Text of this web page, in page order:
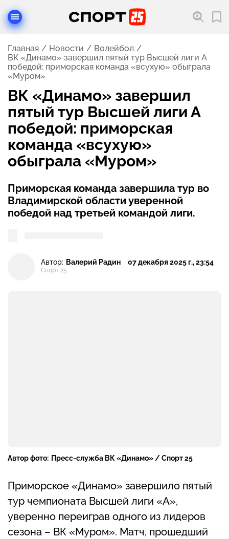
Главная Новости
Волейбол
ВК «Динамо» завершил пятый тур Высшей лиги А
победой: приморская команда «всухую» обыграла
«Муром»
ВК «Динамо» завершил
пятый тур Высшей лиги А
победой: приморская
команда «всухую»
обыграла «Муром»
Приморская команда завершила тур во
Владимирской области уверенной
победой над третьей командой лиги.
Автор: Валерий Радин
Спорт 25
07 декабря 2025 г., 23:54
Автор фото: Пресс-служба ВК «Динамо» / Спорт 25
Приморское «Динамо» завершило пятый
тур чемпионата Высшей лиги «А»,
уверенно переиграв одного из лидеров
сезона – ВК «Муром». Матч, прошедший